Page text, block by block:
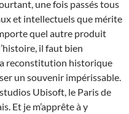
une fois passés tous
et intellectuels que mérite
quel autre produit
il faut bien
reconstitution historique
un souvenir impérissable.
Ubisoft, le Paris de
Et je m’apprête à y